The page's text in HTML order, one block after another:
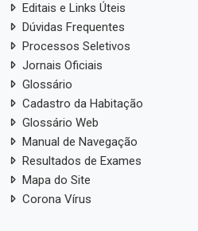
Editais e Links Úteis
Dúvidas Frequentes
Processos Seletivos
Jornais Oficiais
Glossário
Cadastro da Habitação
Glossário Web
Manual de Navegação
Resultados de Exames
Mapa do Site
Corona Vírus